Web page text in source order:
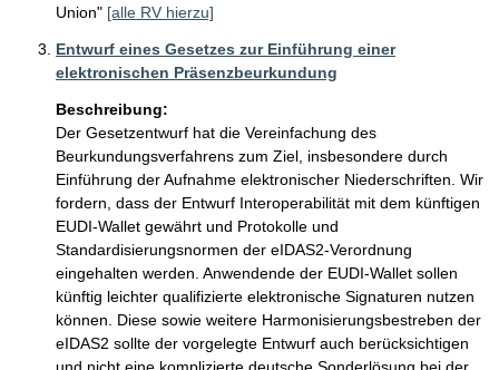
Union" [alle RV hierzu]
Entwurf eines Gesetzes zur Einführung einer
elektronischen Präsenzbeurkundung
Beschreibung:
Der Gesetzentwurf hat die Vereinfachung des
Beurkundungsverfahrens zum Ziel, insbesondere durch
Einführung der Aufnahme elektronischer Niederschriften. Wir
fordern, dass der Entwurf Interoperabilität mit dem künftigen
EUDI-Wallet gewährt und Protokolle und
Standardisierungsnormen der eIDAS2-Verordnung
eingehalten werden. Anwendende der EUDI-Wallet sollen
künftig leichter qualifizierte elektronische Signaturen nutzen
können. Diese sowie weitere Harmonisierungsbestreben der
eIDAS2 sollte der vorgelegte Entwurf auch berücksichtigen